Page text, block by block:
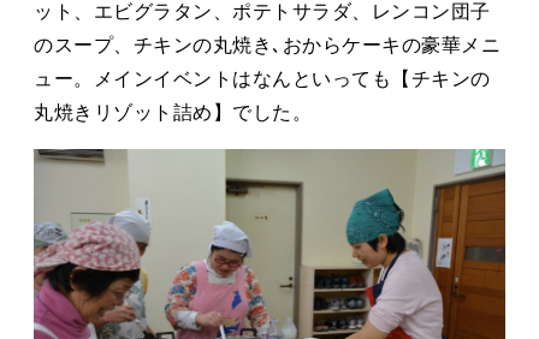
ット、エビグラタン、ポテトサラダ、レンコン団子
のスープ、チキンの丸焼き､おからケーキの豪華メニ
ュー。メインイベントはなんといっても【チキンの
丸焼きリゾット詰め】でした。